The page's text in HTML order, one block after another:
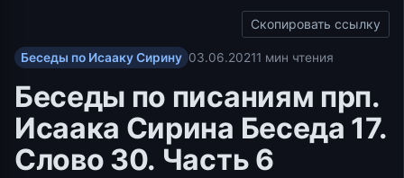
Скопировать ссылку
Беседы по Исааку Сирину 03.06.20211 мин чтения
Беседы по писаниям прп.
Исаака Сирина Беседа 17.
Слово 30. Часть 6